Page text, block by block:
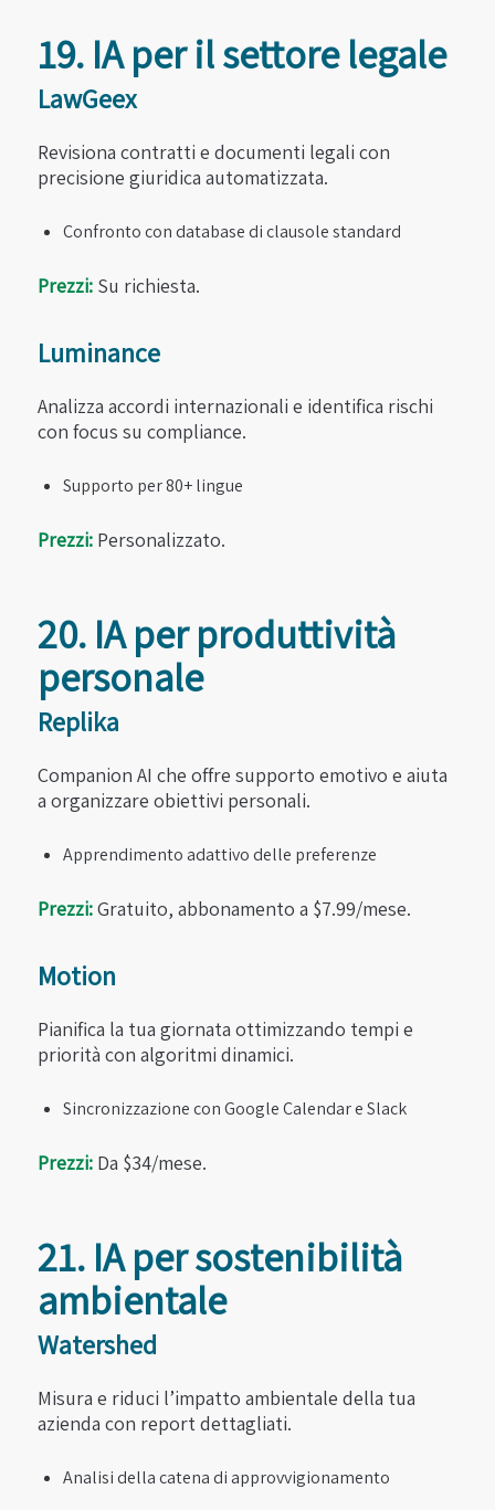
19. IA per il settore legale
LawGeex
Revisiona contratti e documenti legali con
precisione giuridica automatizzata.
Confronto con database di clausole standard
Prezzi:Su richiesta.
Luminance
Analizza accordi internazionali e identifica rischi
con focus su compliance.
Supporto per 80+ lingue
Prezzi:Personalizzato.
20. IA per produttività
personale
Replika
Companion AI che offre supporto emotivo e aiuta
a organizzare obiettivi personali.
Apprendimento adattivo delle preferenze
Prezzi:Gratuito, abbonamento a $7.99/mese.
Motion
Pianifica la tua giornata ottimizzando tempi e
priorità con algoritmi dinamici.
Sincronizzazione con Google Calendar e Slack
Prezzi:Da $34/mese.
21. IA per sostenibilità
ambientale
Watershed
Misura e riduci l’impatto ambientale della tua
azienda con report dettagliati.
Analisi della catena di approvvigionamento